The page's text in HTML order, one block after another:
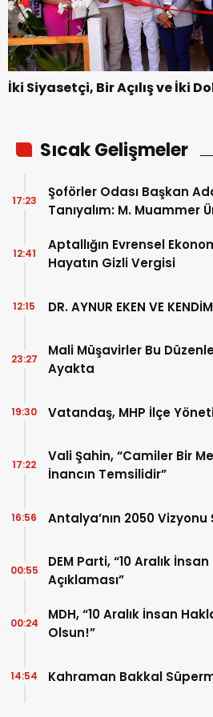
İki Siyasetçi, Bir Açılış ve İki
Sıcak Gelişmeler
Şoförler Odası Başkan
Tanıyalım: M. Muammer
17:23
Aptallığın Evrensel
Hayatın Gizli Vergisi
12:41
DR. AYNUR EKEN VE
12:15
Mali Müşavirler Bu
Ayakta
23:27
Vatandaş, MHP İlçe
19:30
Vali Şahin, “Camiler Bir
İnancın Temsilidir”
17:22
Antalya’nın 2050
16:56
DEM Parti, “10 Aralık
Açıklaması”
00:55
MDH, “10 Aralık İnsan
Olsun!”
00:24
Kahraman Bakkal
14:54